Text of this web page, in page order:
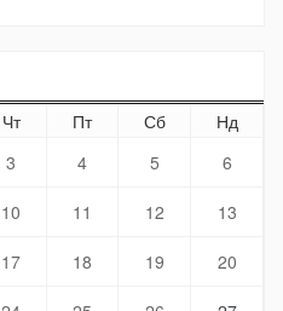
Чт Пт Сб
Нд
3 4 5 6
10 11 12 13
17 18 19 20